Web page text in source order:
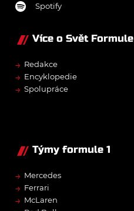
Spotify
Více o Svět Formule
→ Redakce
→ Encyklopedie
→ Spolupráce
Týmy formule 1
→ Mercedes
→ Ferrari
→ McLaren